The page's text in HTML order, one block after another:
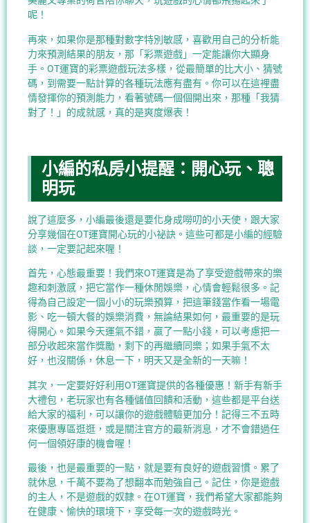
呢！
再來，如果你是那種對數字特別敏感，喜歡用自己的分析能
力來預測結果的朋友，那「彩票遊戲」一定能讓你大顯身
手。OT運寶的彩票遊戲玩法多樣，從最簡單的比大小、猜號
碼，到需要一點計算的各種玩法應有盡有。你可以在這裡盡
情發揮你的預測能力，看著號碼一個個開出來，那種「我猜
對了！」的成就感，真的是爽度爆表！
小編的私房小提醒：開心玩、聰
明玩
說了這麼多，小編最後還是要化身成嘮叨的小天使，跟大家
分享幾個在OT運寶開心玩的小祕訣。這些可都是小編的經驗
談，一定要記起來喔！
首先，心態最重要！我們來OT運寶是為了享受遊戲帶來的樂
趣和刺激感，把它當作一種休閒娛樂，心情會輕鬆很多。記
得為自己設定一個小小的玩樂預算，把這筆錢當作看一場電
影、吃一頓大餐的娛樂消費，無論結果如何，最重要的是玩
得開心。如果今天運氣不錯，贏了一點小錢，可以考慮把一
部分收起來當作獎勵，剩下的再繼續同樂；如果手氣不太
好，也沒關係，休息一下，明天又是全新的一天嘛！
其次，一定要好好利用OT運寶提供的各種優惠！新手有新手
大禮包，老玩家也有各種儲值回饋和活動，這些都是平台送
給大家的福利，可以讓你的遊戲體驗更加分！記得三不五時
來優惠專區逛逛，或是關注官方的最新消息，才不會錯過任
何一個領好康的機會喔！
最後，也是最重要的一點，就是要有良好的遊戲習慣。累了
就休息，千萬不要為了想翻本而勉強自己。記住，你是遊戲
的主人，不是遊戲的奴隸。在OT運寶，我們希望大家都能夠
在健康、愉快的環境下，享受每一次的遊戲時光。